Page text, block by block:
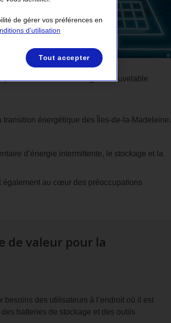
production locale d’énergie renouvelable
transition énergétique des
Îles-de-la-Madeleine.
d’énergie intermittente, le stockage et la
également au cœur des préoccupations
de valeur pour la
des utilisateurs à l’endroit où il est
batteries de stockage et des outils
de gérer vos préférences en
d’utilisation
Tout accepter